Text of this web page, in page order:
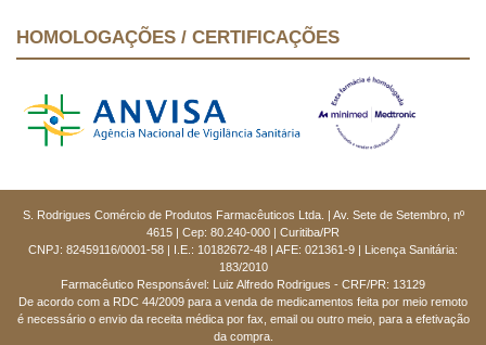
HOMOLOGAÇÕES / CERTIFICAÇÕES
S. Rodrigues Comércio de Produtos Farmacêuticos Ltda. | Av. Sete de Setembro, nº
4615 | Cep: 80.240-000 | Curitiba/PR
CNPJ: 82459116/0001-58 | I.E.: 10182672-48 | AFE: 021361-9 | Licença Sanitária:
183/2010
Farmacêutico Responsável: Luiz Alfredo Rodrigues - CRF/PR: 13129
De acordo com a RDC 44/2009 para a venda de medicamentos feita por meio remoto
é necessário o envio da receita médica por fax, email ou outro meio, para a efetivação
da compra.